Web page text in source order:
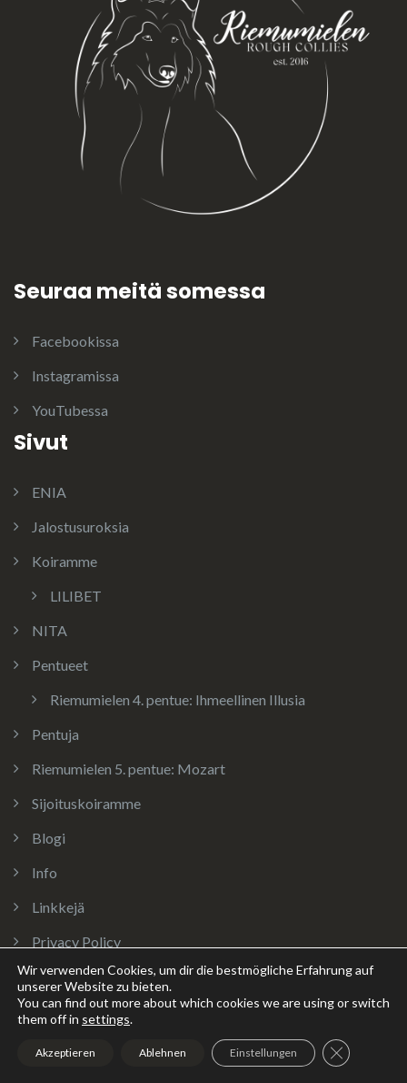
Seuraa meitä somessa
Facebookissa
Instagramissa
YouTubessa
Sivut
ENIA
Jalostusuroksia
Koiramme
LILIBET
NITA
Pentueet
Riemumielen 4. pentue: Ihmeellinen Illusia
Pentuja
Riemumielen 5. pentue: Mozart
Sijoituskoiramme
Blogi
Info
Linkkejä
Privacy Policy
GDPR
To change your cookie settings,
Tämä sivu käyttää evästeitä sekä Google Analytics, jotta voin tarjota
Wir verwenden Cookies, um dir die bestmögliche Erfahrung auf
unserer Website zu bieten.
You can find out more about which cookies we are using or switch
them off in settings.
Akzeptieren Ablehnen Einstellungen GDPR